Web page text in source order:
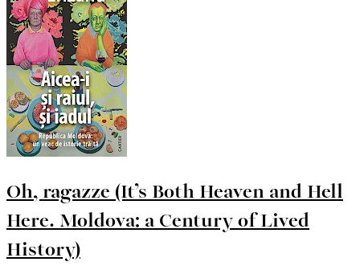
Oh, ragazze (It’s Both Heaven and Hell
Here. Moldova: a Century of Lived
History)